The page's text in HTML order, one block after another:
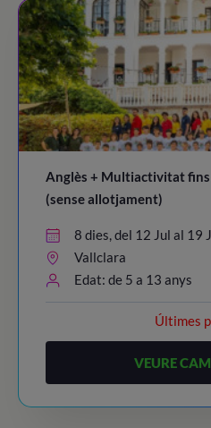
Anglès + Multiactivitat fins
(sense allotjament)
8 dies, del 12 Jul al 19
Vallclara
Edat: de 5 a 13 anys
Últimes
VEURE